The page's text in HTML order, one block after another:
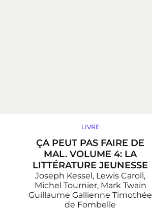
LIVRE
ÇA PEUT PAS FAIRE DE
MAL. VOLUME 4: LA
LITTÉRATURE JEUNESSE
Joseph Kessel, Lewis Caroll,
Michel Tournier, Mark Twain
Guillaume Gallienne Timothée
de Fombelle